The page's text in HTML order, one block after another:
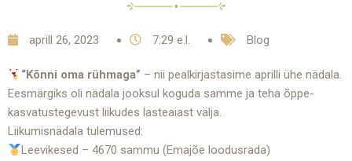
aprill 26, 2023 7:29 e.l. Blog
“Kõnni oma rühmaga” – nii pealkirjastasime aprilli ühe nädala.
Eesmärgiks oli nädala jooksul koguda samme ja teha õppe-
kasvatustegevust liikudes lasteaiast välja.
Liikumisnädala tulemused:
Leevikesed – 4670 sammu (Emajõe loodusrada)